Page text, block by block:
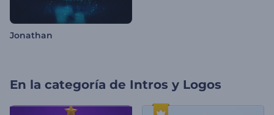
Jonathan
En la categoría de Intros y Logos